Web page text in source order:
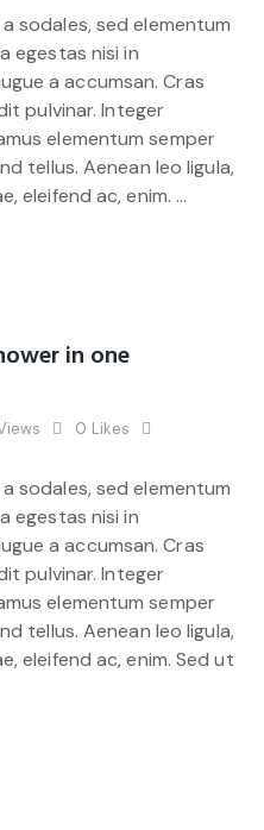
sodales, sed elementum
egestas nisi in
a accumsan. Cras
pulvinar. Integer
elementum semper
tellus. Aenean leo ligula,
eleifend ac, enim. …
in one
0 Likes
sodales, sed elementum
egestas nisi in
a accumsan. Cras
pulvinar. Integer
elementum semper
tellus. Aenean leo ligula,
eleifend ac, enim. Sed ut